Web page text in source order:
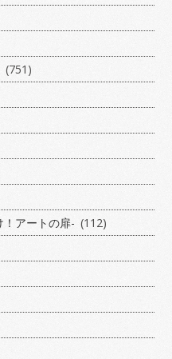
(751)
アートの扉- (112)